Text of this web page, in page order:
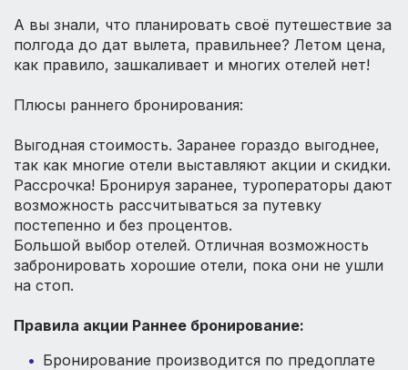
А вы знали, что планировать своё путешествие за
полгода до дат вылета, правильнее? Летом цена,
как правило, зашкаливает и многих отелей нет!
Плюсы раннего бронирования:
Выгодная стоимость. Заранее гораздо выгоднее,
так как многие отели выставляют акции и скидки.
Рассрочка! Бронируя заранее, туроператоры дают
возможность рассчитываться за путевку
постепенно и без процентов.
Большой выбор отелей. Отличная возможность
забронировать хорошие отели, пока они не ушли
на стоп.
Правила акции Раннее бронирование:
Бронирование производится по предоплате